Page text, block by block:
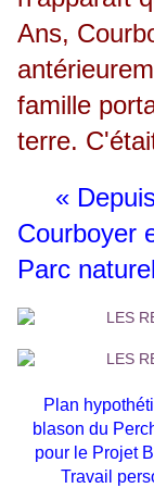
Ans,
famille
terre.
« Depuis
Courboyer
Parc
Plan
blason du
pour le Projet
Travail